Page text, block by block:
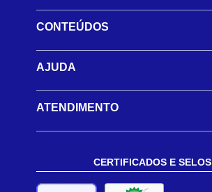
CONTEÚDOS
AJUDA
ATENDIMENTO
CERTIFICADOS E SELOS